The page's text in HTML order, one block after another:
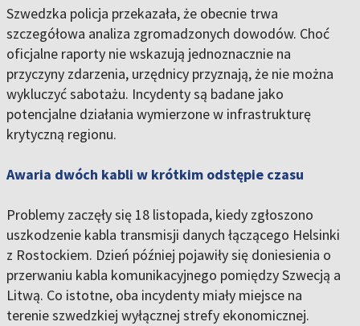
Szwedzka policja przekazała, że obecnie trwa
szczegółowa analiza zgromadzonych dowodów. Choć
oficjalne raporty nie wskazują jednoznacznie na
przyczyny zdarzenia, urzędnicy przyznają, że nie można
wykluczyć sabotażu. Incydenty są badane jako
potencjalne działania wymierzone w infrastrukturę
krytyczną regionu.
Awaria dwóch kabli w krótkim odstępie czasu
Problemy zaczęły się 18 listopada, kiedy zgłoszono
uszkodzenie kabla transmisji danych łączącego Helsinki
z Rostockiem. Dzień później pojawiły się doniesienia o
przerwaniu kabla komunikacyjnego pomiędzy Szwecją a
Litwą. Co istotne, oba incydenty miały miejsce na
terenie szwedzkiej wyłącznej strefy ekonomicznej.